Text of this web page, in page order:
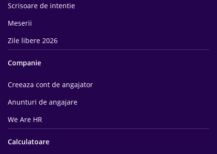
Scrisoare de intentie
Meserii
Zile libere 2026
Companie
Creeaza cont de angajator
Anunturi de angajare
We Are HR
Calculatoare